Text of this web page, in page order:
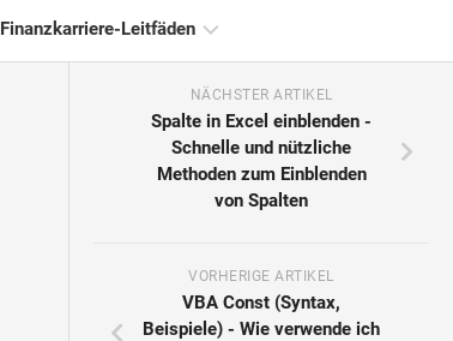
Finanzkarriere-Leitfäden
Finanzzertifizierung
Vollständige
NÄCHSTER ARTIKEL
Spalte in Excel einblenden -
Schnelle und nützliche
Methoden zum Einblenden
von Spalten
VORHERIGE ARTIKEL
VBA Const (Syntax,
Beispiele) - Wie verwende ich